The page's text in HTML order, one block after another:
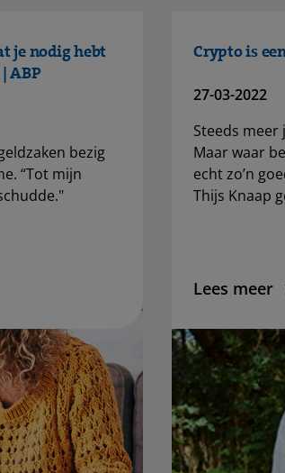
je nodig hebt
ABP
bezig
“Tot mijn
Crypto is
27-03-2022
Steeds
Maar waar
echt zo’n
Thijs Knaap
Lees meer